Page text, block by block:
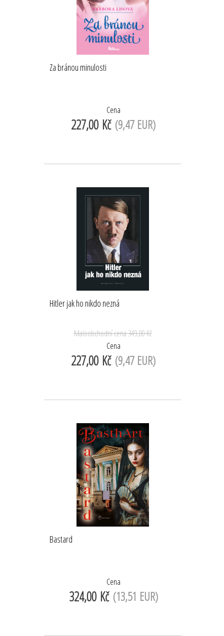
Za bránou minulosti
Cena
227,00 Kč (9,47 EUR)
Hitler jak ho nikdo nezná
Maloobchodní cena349,00 Kč
Cena
227,00 Kč (9,47 EUR)
Bastard
Cena
324,00 Kč (13,51 EUR)